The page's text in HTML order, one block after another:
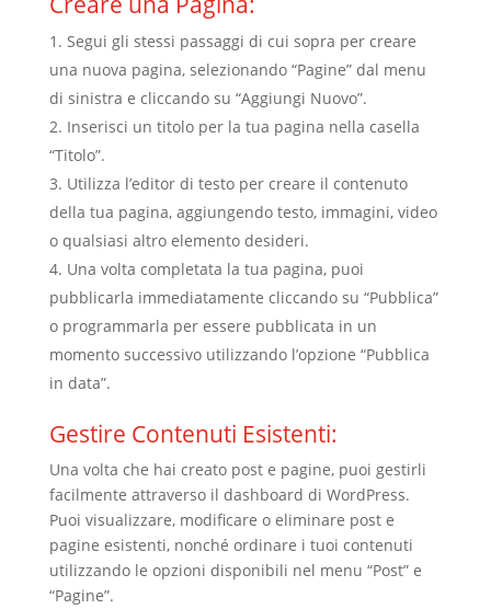
Segui gli stessi passaggi di cui sopra per creare
una nuova pagina, selezionando “Pagine” dal menu
di sinistra e cliccando su “Aggiungi Nuovo”.
Inserisci un titolo per la tua pagina nella casella
“Titolo”.
Utilizza l’editor di testo per creare il contenuto
della tua pagina, aggiungendo testo, immagini, video
o qualsiasi altro elemento desideri.
Una volta completata la tua pagina, puoi
pubblicarla immediatamente cliccando su “Pubblica”
o programmarla per essere pubblicata in un
momento successivo utilizzando l’opzione “Pubblica
in data”.
Gestire Contenuti Esistenti:
Una volta che hai creato post e pagine, puoi gestirli
facilmente attraverso il dashboard di WordPress.
Puoi visualizzare, modificare o eliminare post e
pagine esistenti, nonché ordinare i tuoi contenuti
utilizzando le opzioni disponibili nel menu “Post” e
“Pagine”.